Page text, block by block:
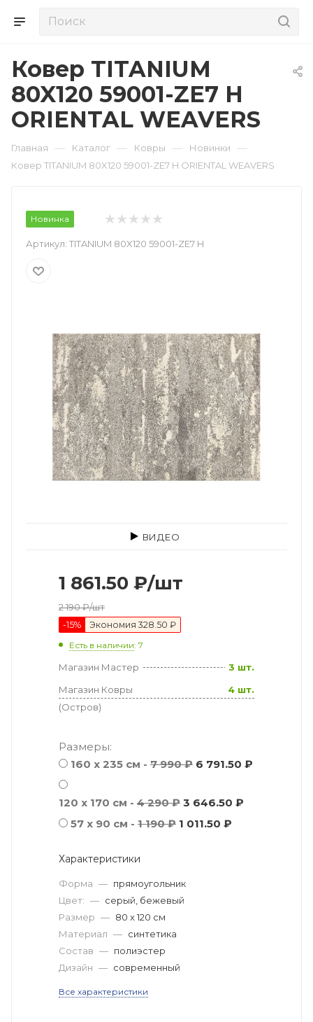
Ковер TITANIUM
80X120 59001-ZE7 H
ORIENTAL WEAVERS
Главная — Каталог — Ковры — Новинки —
Ковер TITANIUM 80X120 59001-ZE7 H ORIENTAL WEAVERS
Новинка
Артикул: TITANIUM 80X120 59001-ZE7 H
ВИДЕО
1 861.50 ₽/шт
2 190₽/шт
-15% Экономия328.50 ₽
Есть в наличии: 7
Магазин Мастер
3 шт.
Магазин Ковры
(Остров)
4 шт.
Размеры:
160 x 235 см - 7 990 ₽ 6 791.50 ₽
120 x 170 см - 4 290 ₽ 3 646.50 ₽
57 х 90 см - 1 190 ₽ 1 011.50 ₽
Характеристики
Форма — прямоугольник
Цвет: — серый, бежевый
Размер — 80 x 120 см
Материал — синтетика
Состав — полиэстер
Дизайн — современный
Все характеристики